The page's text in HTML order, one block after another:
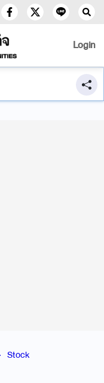
Login
Stock